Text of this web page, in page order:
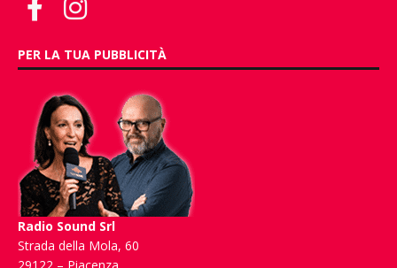
PER LA TUA PUBBLICITÀ
Radio Sound Srl
Strada della Mola, 60